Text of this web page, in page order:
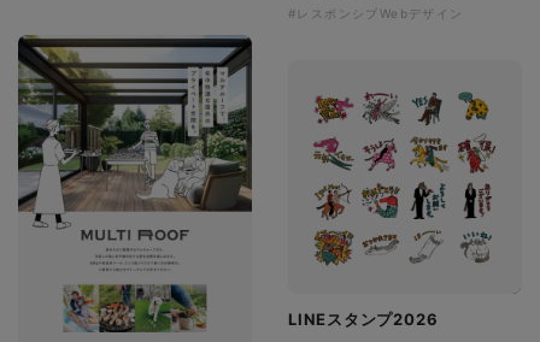
#レスポンシブWebデザイン
LINEスタンプ2026